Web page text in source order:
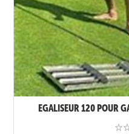
EGALISEUR 120 POUR